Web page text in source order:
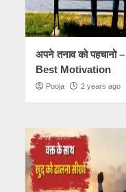
अपने तनाव को पहचानो –
Best Motivation
Pooja 2 years ago